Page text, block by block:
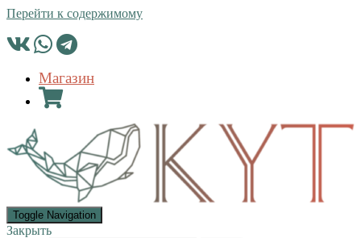
Перейти к содержимому
Магазин
Toggle Navigation
Закрыть